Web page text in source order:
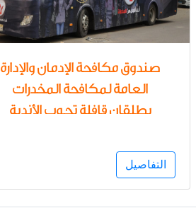
صندوق مكافحة الإدمان والإدارة
العامة لمكافحة المخدرات
يطلقان قافلة تجوب الأندية
المواد المخدرة وحماية الشباب
من الوقوع في براثن الإدمان
التفاصيل